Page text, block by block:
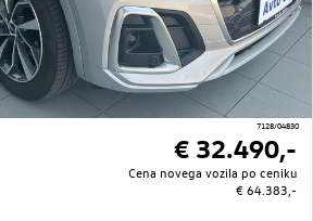
7128/04830
€ 32.490,-
Cena novega vozila po ceniku
€ 64.383,-